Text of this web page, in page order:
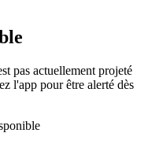
pas actuellement projeté
l'app pour être alerté dès